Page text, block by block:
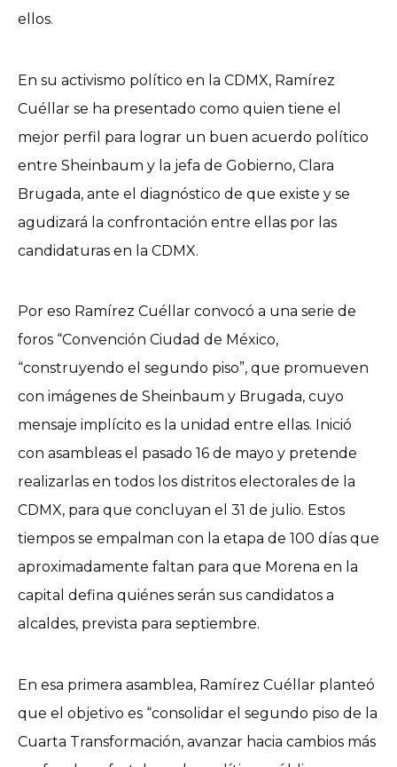
ellos.
En su activismo político en la CDMX, Ramírez
Cuéllar se ha presentado como quien tiene el
mejor perfil para lograr un buen acuerdo político
entre Sheinbaum y la jefa de Gobierno, Clara
Brugada, ante el diagnóstico de que existe y se
agudizará la confrontación entre ellas por las
candidaturas en la CDMX.
Por eso Ramírez Cuéllar convocó a una serie de
foros “Convención Ciudad de México,
“construyendo el segundo piso”, que promueven
con imágenes de Sheinbaum y Brugada, cuyo
mensaje implícito es la unidad entre ellas. Inició
con asambleas el pasado 16 de mayo y pretende
realizarlas en todos los distritos electorales de la
CDMX, para que concluyan el 31 de julio. Estos
tiempos se empalman con la etapa de 100 días que
aproximadamente faltan para que Morena en la
capital defina quiénes serán sus candidatos a
alcaldes, prevista para septiembre.
En esa primera asamblea, Ramírez Cuéllar planteó
que el objetivo es “consolidar el segundo piso de la
Cuarta Transformación, avanzar hacia cambios más